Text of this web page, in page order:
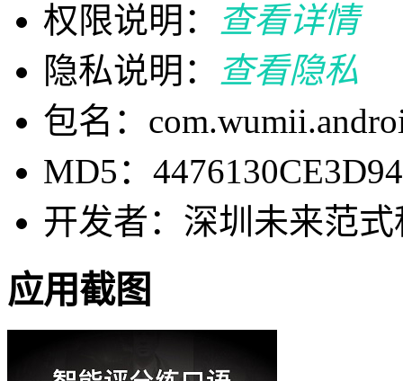
权限说明：
查看详情
隐私说明：
查看隐私
包名：
MD5：
开发者：深圳未来范
应用截图